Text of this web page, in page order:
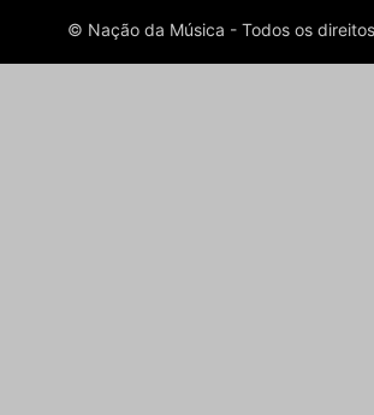
© Nação da Música - Todos os